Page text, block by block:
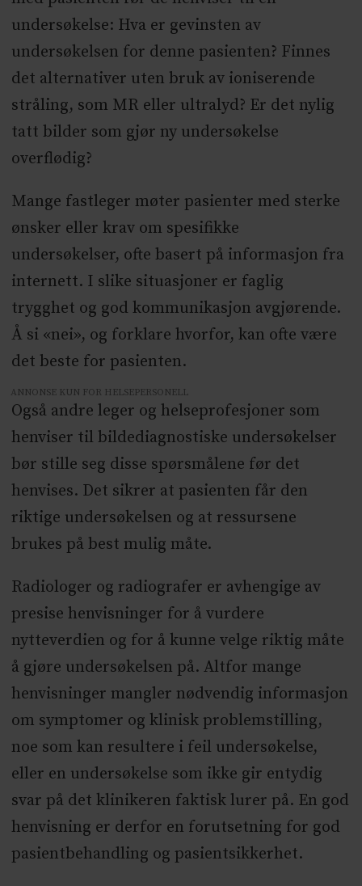
undersøkelse: Hva er gevinsten av
undersøkelsen for denne pasienten? Finnes
det alternativer uten bruk av ioniserende
stråling, som MR eller ultralyd? Er det nylig
tatt bilder som gjør ny undersøkelse
overflødig?
Mange fastleger møter pasienter med sterke
ønsker eller krav om spesifikke
undersøkelser, ofte basert på informasjon fra
internett. I slike situasjoner er faglig
trygghet og god kommunikasjon avgjørende.
Å si «nei», og forklare hvorfor, kan ofte være
det beste for pasienten.
ANNONSE KUN FOR HELSEPERSONELL
Også andre leger og helseprofesjoner som
henviser til bildediagnostiske undersøkelser
bør stille seg disse spørsmålene før det
henvises. Det sikrer at pasienten får den
riktige undersøkelsen og at ressursene
brukes på best mulig måte.
Radiologer og radiografer er avhengige av
presise henvisninger for å vurdere
nytteverdien og for å kunne velge riktig måte
å gjøre undersøkelsen på. Altfor mange
henvisninger mangler nødvendig informasjon
om symptomer og klinisk problemstilling,
noe som kan resultere i feil undersøkelse,
eller en undersøkelse som ikke gir entydig
svar på det klinikeren faktisk lurer på. En god
henvisning er derfor en forutsetning for god
pasientbehandling og pasientsikkerhet.